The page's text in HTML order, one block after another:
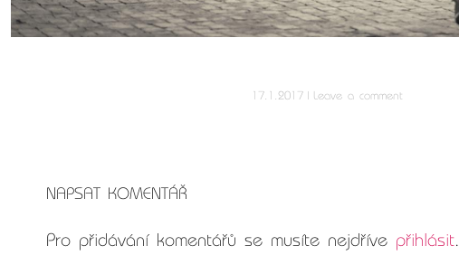
17.1.2017 Leave a comment
NAPSAT KOMENTÁŘ
Pro přidávání komentářů se musíte nejdříve přihlásit.